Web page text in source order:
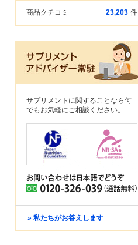
商品クチコミ 23,203 件
サプリメントに関することなら何
でもお気軽にご相談ください。
» 私たちがお答えします